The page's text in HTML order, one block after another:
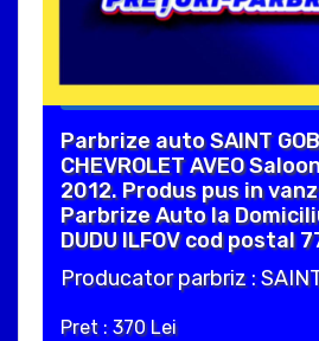
Parbrize auto SAINT
CHEVROLET AVEO
2012. Produs pus in
Parbrize Auto la
DUDU ILFOV cod postal
Producator parbriz :
Pret : 370 Lei